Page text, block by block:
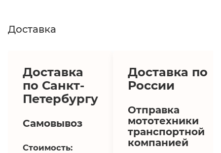
Доставка
Доставка
по Санкт-
Петербургу
Самовывоз
Стоимость:
Доставка по
России
Отправка
мототехники
транспортной
компанией